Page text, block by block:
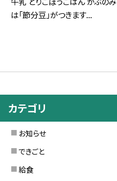
は「節分豆」がつきます...
カテゴリ
お知らせ
できごと
給食